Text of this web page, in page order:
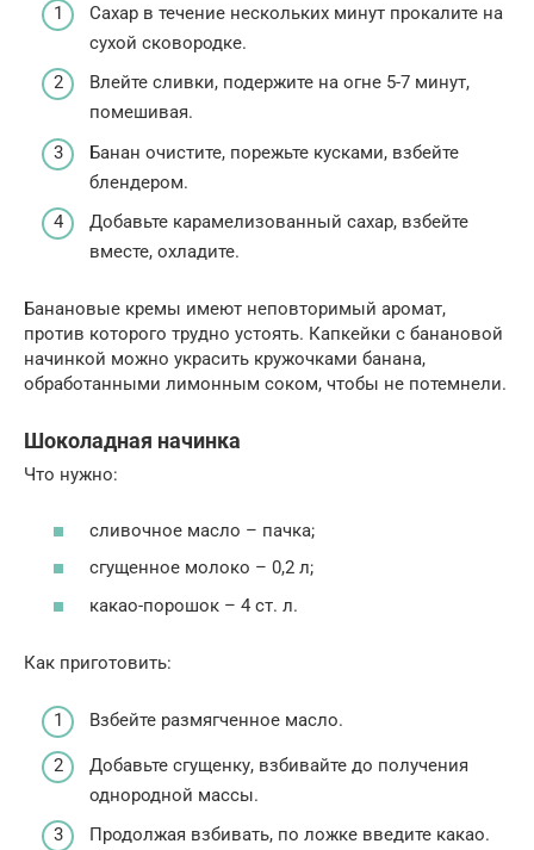
Сахар в течение нескольких минут прокалите на
сухой сковородке.
Влейте сливки, подержите на огне 5-7 минут,
помешивая.
Банан очистите, порежьте кусками, взбейте
блендером.
Добавьте карамелизованный сахар, взбейте
вместе, охладите.
Банановые кремы имеют неповторимый аромат,
против которого трудно устоять. Капкейки с банановой
начинкой можно украсить кружочками банана,
обработанными лимонным соком, чтобы не потемнели.
Шоколадная начинка
Что нужно:
сливочное масло – пачка;
сгущенное молоко – 0,2 л;
какао-порошок – 4 ст. л.
Как приготовить:
Взбейте размягченное масло.
Добавьте сгущенку, взбивайте до получения
однородной массы.
Продолжая взбивать, по ложке введите какао.